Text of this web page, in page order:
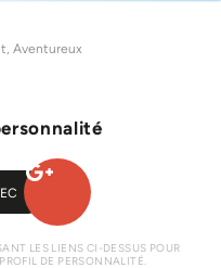
Aventureux
LES LIENS CI-DESSUS POUR
DE PERSONNALITÉ.